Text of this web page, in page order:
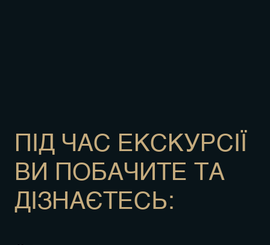
ПІД ЧАС ЕКСКУРСІЇ
ВИ ПОБАЧИТЕ ТА
ДІЗНАЄТЕСЬ: